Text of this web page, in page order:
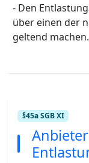
- Den
über einen der
geltend machen.
§45a SGB XI